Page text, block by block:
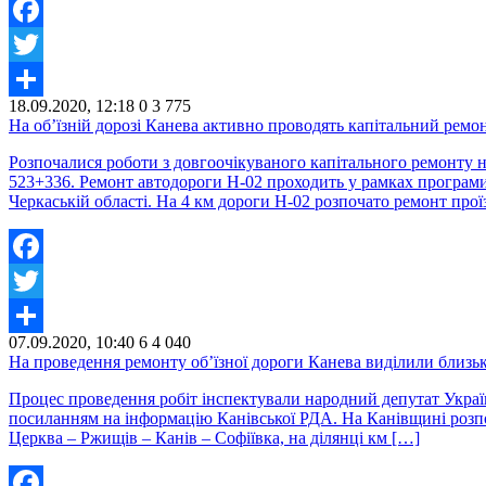
Facebook
Twitter
Share
18.09.2020, 12:18 0 3 775
На об’їзній дорозі Канева активно проводять капітальний
Розпочалися роботи з довгоочікуваного капітального
523+336. Ремонт автодороги Н-02 проходить у рамках
Черкаській області. На 4 км дороги Н-02 розпочато ремонт
Facebook
Twitter
Share
07.09.2020, 10:40 6 4 040
На проведення ремонту об’їзної дороги Канева виділили
Процес проведення робіт інспектували народний депутат
посиланням на інформацію Канівської РДА. На Канівщині
Церква – Ржищів – Канів – Софіївка, на ділянці км […]